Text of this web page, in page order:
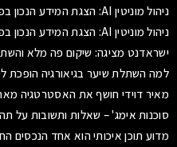
ניהול מוניטין AI: הצגת המידע הנכון בפני בוטים ומנועי תשובות
ניהול מוניטין AI: הצגת המידע הנכון בפני בוטים ומנועי תשובות
ישראדנט מציגה: שיקום פה מלא
למה השתלת שיער בגיאורגיה הופכת
מאיר דוידי חושף את האסטרטגיה
סוכנות אימג' – שאלות ותשובות על
מדוע תוכן איכותי הוא אחד הנכסים